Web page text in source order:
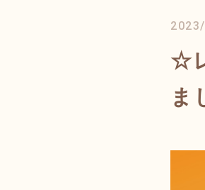
☆
ま